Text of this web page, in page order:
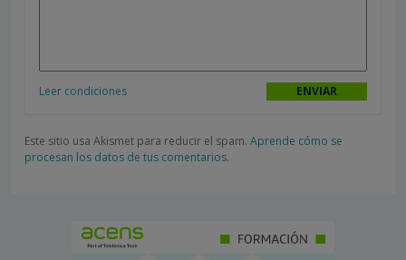
Leer condiciones
Este sitio usa Akismet para reducir el spam. Aprende cómo se
procesan los datos de tus comentarios.